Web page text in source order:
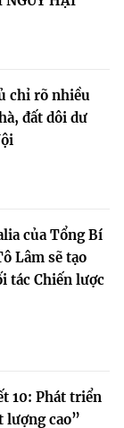
chỉ rõ nhiều
đất dôi dư
của Tổng Bí
Lâm sẽ tạo
tác Chiến lược
10: Phát triển
lượng cao”